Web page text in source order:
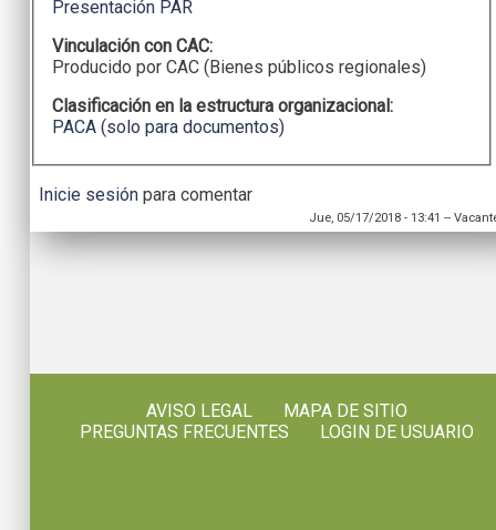
Presentación PAR
Vinculación con CAC:
Producido por CAC (Bienes públicos regionales)
Clasificación en la estructura organizacional:
PACA (solo para documentos)
Inicie sesiónpara comentar
Jue, 05/17/2018 - 13:41 --
AVISO LEGAL
MAPA DE SITIO
PREGUNTAS FRECUENTES
LOGIN DE USUARIO